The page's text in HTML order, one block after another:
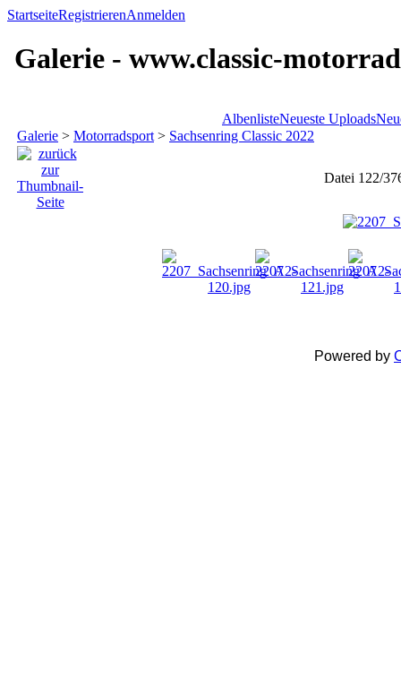
StartseiteRegistrierenAnmelden
Galerie - www.classic-
AlbenlisteNeueste Uploads
Galerie > Motorradsport > Sachsenring Classic 2022
Datei 122/
Powered by